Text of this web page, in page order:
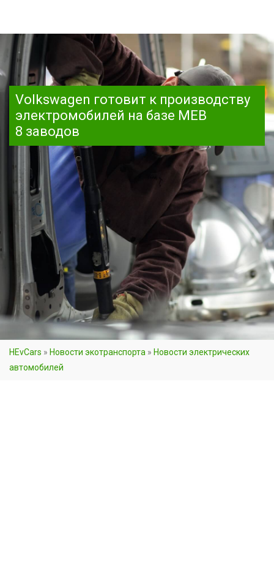
Volkswagen готовит к производству
электромобилей на базе MEB
8 заводов
HEvCars » Новости экотранспорта » Новости электрических
автомобилей